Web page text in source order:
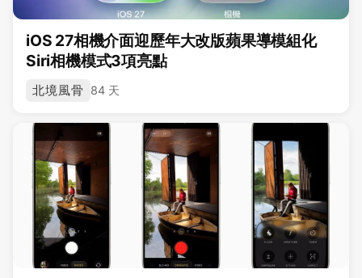
iOS 27相機介面迎歷年大改版蘋果導模組化
Siri相機模式3項亮點
北境風骨 84 天